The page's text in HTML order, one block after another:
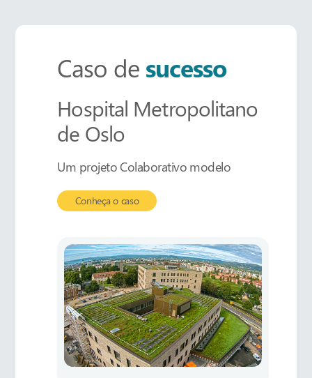
Caso de sucesso
Hospital Metropolitano
de Oslo
Um projetoColaborativo modelo
Conheça o caso